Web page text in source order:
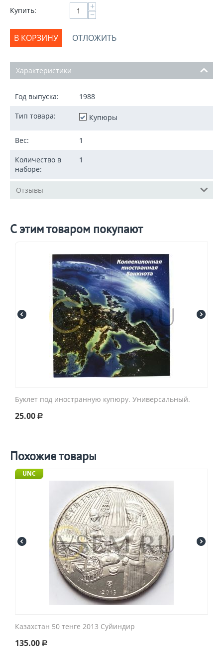
Купить:
+
−
В КОРЗИНУ ОТЛОЖИТЬ
Характеристики
Год выпуска: 1988
Тип товара: Купюры
Вес: 1
Количество в
наборе:
1
Отзывы
С этим товаром покупают
Буклет под иностранную купюру. Универсальный.
25.00 Р
Похожие товары
UNC
Казахстан 50 тенге 2013 Суйиндир
135.00 Р